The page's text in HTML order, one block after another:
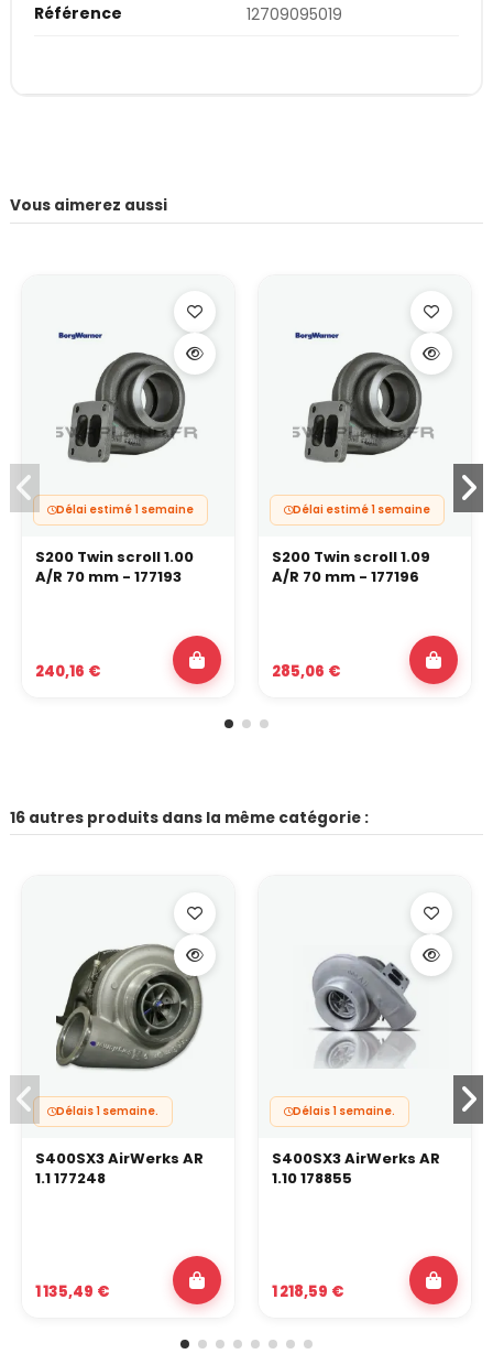
Référence 12709095019
Vous aimerez aussi
Délai estimé 1 semaine
S200 Twin scroll 1.00
A/R 70 mm - 177193
240,16 €
Délai estimé 1 semaine
S200 Twin scroll 1.09
A/R 70 mm - 177196
285,06 €
16 autres produits dans la même catégorie :
Délais 1 semaine.
S400SX3 AirWerks AR
1.1 177248
1 135,49 €
Délais 1 semaine.
S400SX3 AirWerks AR
1.10 178855
1 218,59 €